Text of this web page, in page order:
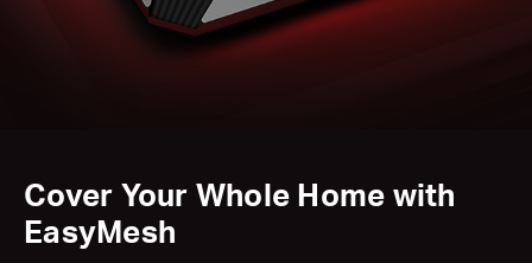
Cover Your Whole Home with
EasyMesh